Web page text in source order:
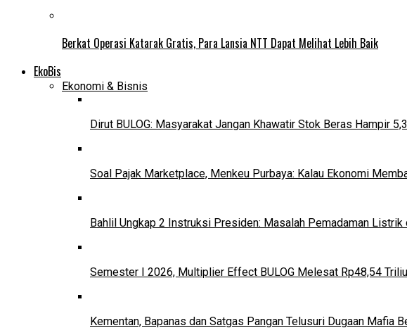
Berkat Operasi Katarak Gratis, Para Lansia NTT Dapat Melihat Lebih Baik
EkoBis
Ekonomi & Bisnis
Dirut BULOG: Masyarakat Jangan Khawatir Stok Beras Hampir
Soal Pajak Marketplace, Menkeu Purbaya: Kalau Ekonomi
Bahlil Ungkap 2 Instruksi Presiden: Masalah Pemadaman
Semester I 2026, Multiplier Effect BULOG Melesat Rp48,54
Kementan, Bapanas dan Satgas Pangan Telusuri Dugaan Mafia